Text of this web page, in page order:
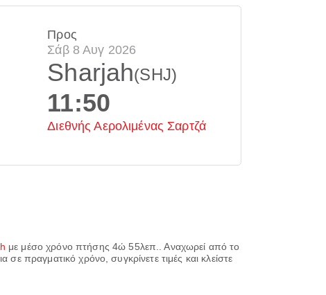
Προς
Σάβ 8 Αυγ 2026
Sharjah(SHJ)
11:50
Διεθνής Αερολιμένας Σαρτζά
με μέσο χρόνο πτήσης 4ώ 55λεπ.
. Αναχωρεί από το
σε πραγματικό χρόνο, συγκρίνετε τιμές και κλείστε